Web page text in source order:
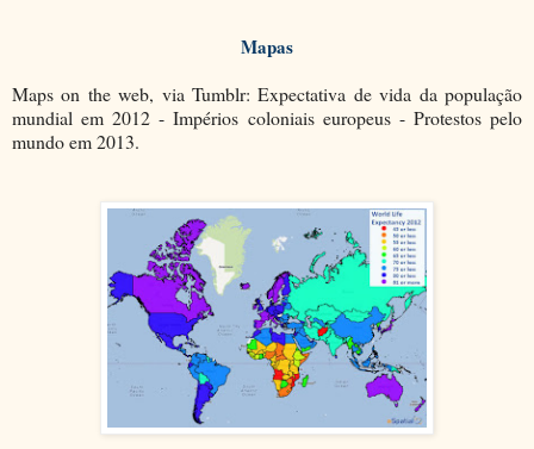
Mapas
Maps on the web, via Tumblr: Expectativa de vida da população
mundial em 2012 - Impérios coloniais europeus - Protestos pelo
mundo em 2013.